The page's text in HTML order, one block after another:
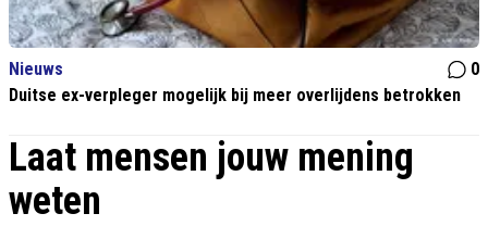
Nieuws
0
Duitse ex-verpleger mogelijk bij meer overlijdens betrokken
Laat mensen jouw mening
weten